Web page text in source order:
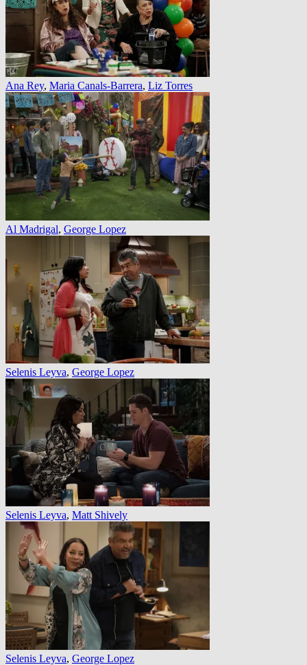
Ana Rey, Maria Canals-Barrera, Liz Torres
Al Madrigal, George Lopez
Selenis Leyva, George Lopez
Selenis Leyva, Matt Shively
Selenis Leyva, George Lopez